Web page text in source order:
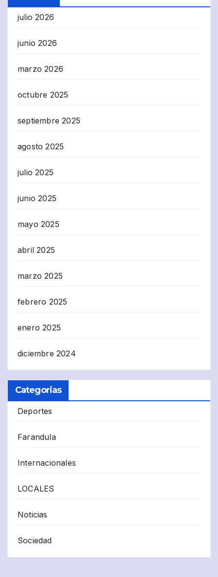
julio 2026
junio 2026
marzo 2026
octubre 2025
septiembre 2025
agosto 2025
julio 2025
junio 2025
mayo 2025
abril 2025
marzo 2025
febrero 2025
enero 2025
diciembre 2024
Categorias
Deportes
Farandula
Internacionales
LOCALES
Noticias
Sociedad